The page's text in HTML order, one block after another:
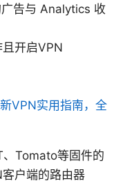
告与 Analytics 收
开启VPN
VPN实用指南，全
Tomato等固件的
户端的路由器